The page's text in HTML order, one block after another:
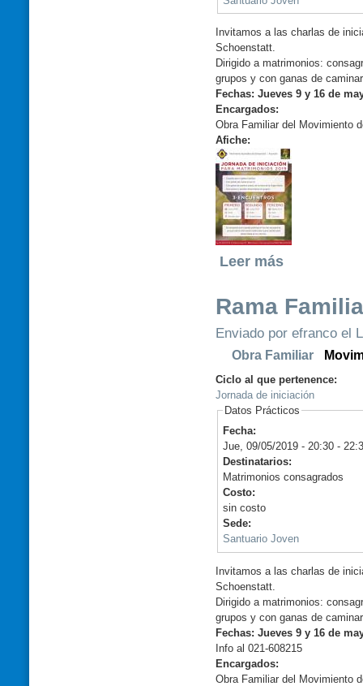
Invitamos a las charlas de
Schoenstatt.
Dirigido a matrimonios:
grupos y con ganas de
Fechas: Jueves 9 y 16 de
Encargados:
Obra Familiar del Movimiento
Afiche:
Leer más
Rama
Enviado por efranco el
Obra Familiar
Ciclo al que pertenence:
Jornada de iniciación
Datos Prácticos
Fecha:
Jue, 09/05/2019 -20:30 -
Destinatarios:
Matrimonios consagrados
Costo:
sin costo
Sede:
Santuario Joven
Invitamos a las charlas de
Schoenstatt.
Dirigido a matrimonios:
grupos y con ganas de
Fechas: Jueves 9 y 16 de
Info al 021-608215
Encargados:
Obra Familiar del Movimiento